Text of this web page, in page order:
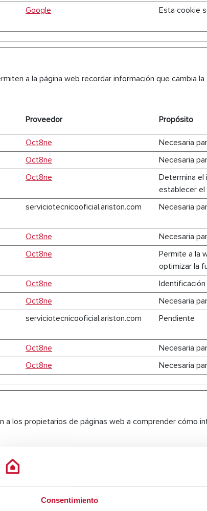
Consentimiento
Google Esta cookie
a la página web recordar información que cambia
Proveedor Propósito
Oct8ne Necesaria
Oct8ne Necesaria
Oct8ne
Determina el
establecer el
serviciotecnicooficial.ariston.com Necesaria
Oct8ne Necesaria
Oct8ne
Permite a la
optimizar la
Oct8ne
Oct8ne Necesaria
serviciotecnicooficial.ariston.com Pendiente
Oct8ne Necesaria
Oct8ne Necesaria
a los propietarios de páginas web a comprender cómo
Google
Registra una
datos